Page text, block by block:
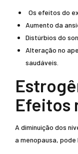
Os efeitos do
Aumento da
Distúrbios do
Alteração no
saudáveis.
Efeitos
A diminuição dos
a menopausa, pode